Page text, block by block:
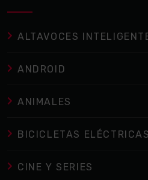
ALTAVOCES
ANDROID
ANIMALES
BICICLETAS ELÉCTRICAS
CINE Y SERIES